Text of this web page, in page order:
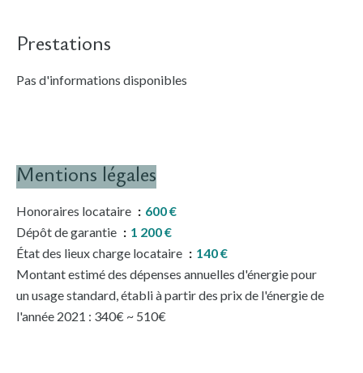
Prestations
Pas d'informations disponibles
Mentions légales
Honoraires locataire
600 €
Dépôt de garantie
1 200 €
État des lieux charge locataire
140 €
Montant estimé des dépenses annuelles d'énergie pour
un usage standard, établi à partir des prix de l'énergie de
l'année 2021 : 340€ ~ 510€